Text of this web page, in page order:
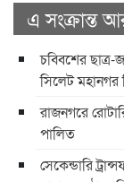
এ সংক্রান্ত
চব্বিশের
সিলেট মহানগর
রাজনগরে
পালিত
সেকেন্ডারি